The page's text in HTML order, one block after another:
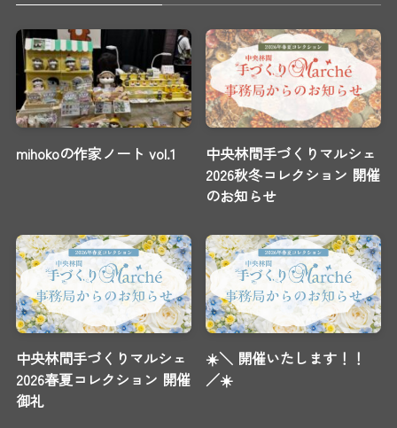
mihokoの作家ノート vol.1
中央林間手づくりマルシェ
2026秋冬コレクション 開催
のお知らせ
中央林間手づくりマルシェ
2026春夏コレクション 開催
御礼
☀️＼ 開催いたします！！
／☀️